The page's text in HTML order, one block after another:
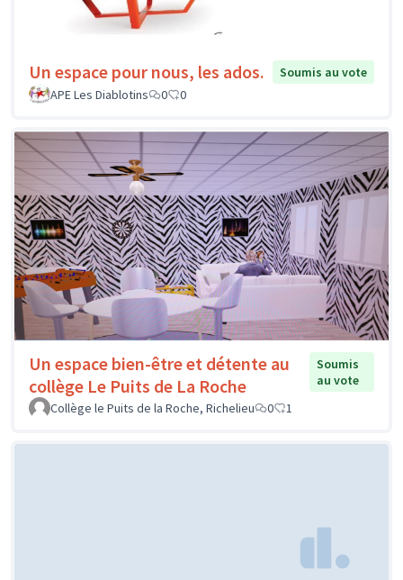
Un espace pour nous, les ados.
Soumis au vote
APE Les Diablotins
0 0
Un espace bien-être et détente au
collège Le Puits de La Roche
Soumis
au vote
Collège le Puits de la Roche, Richelieu
0 1